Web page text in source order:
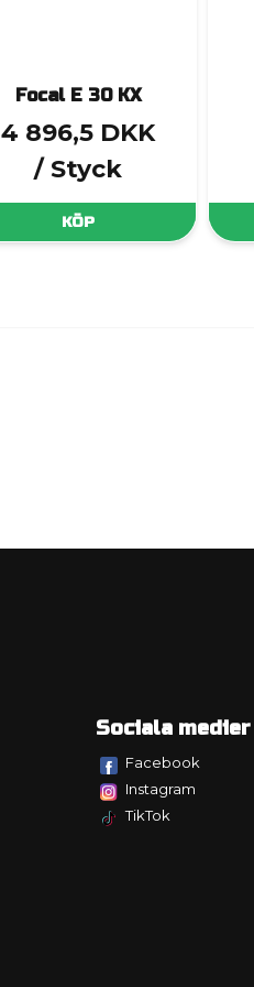
Focal E 30 KX
4 896,5 DKK
/ Styck
KÖP
Sociala medier
Facebook
Instagram
TikTok